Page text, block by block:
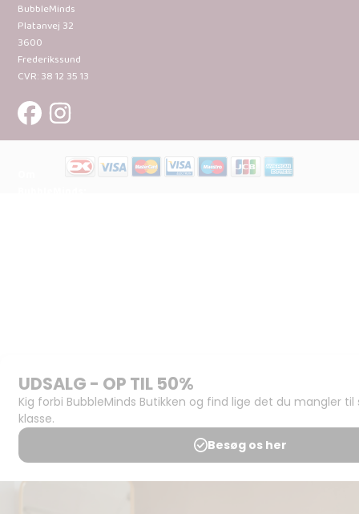
BubbleMinds
Platanvej 32
3600
Frederikssund
CVR: 38 12 35 13
Support og
juridisk:
Spørgsmål og
svar
Medlemsbetingelser
Handels- og